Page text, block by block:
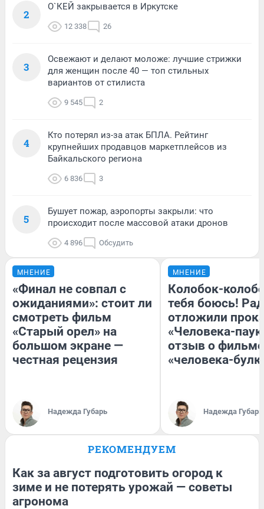
2
О`КЕЙ закрывается в Иркутске
12 338 26
3
Освежают и делают моложе: лучшие стрижки
для женщин после 40 — топ стильных
вариантов от стилиста
9 545 2
4
Кто потерял из-за атак БПЛА. Рейтинг
крупнейших продавцов маркетплейсов из
Байкальского региона
6 836 3
5
Бушует пожар, аэропорты закрыли: что
происходит после массовой атаки дронов
4 896 Обсудить
МНЕНИЕ
«Финал не совпал с
ожиданиями»: стоит ли
смотреть фильм
«Старый орел» на
большом экране —
честная рецензия
Надежда Губарь
МНЕНИЕ
Колобок-
тебя боюсь!
отложили
«Человека-
отзыв о
«человека-
Надежда Губарь
РЕКОМЕНДУЕМ
Как за август подготовить огород к
зиме и не потерять урожай — советы
агронома